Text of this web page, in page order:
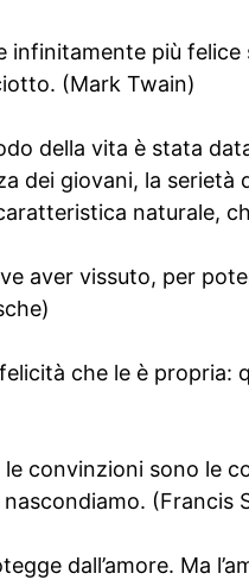
infinitamente più felice
(Mark Twain)
della vita è stata
dei giovani, la
naturale,
aver vissuto, per
che le è propria:
convinzioni sono le
(Francis
dall’amore. Ma